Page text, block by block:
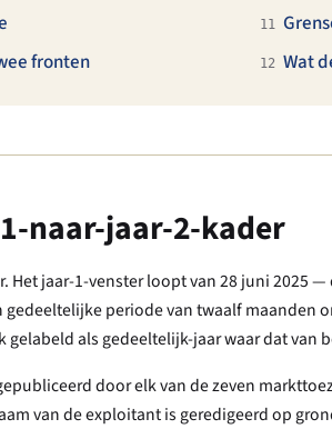
fronten
11
12 Wat
naar-jaar-2-kader
Het jaar-1-venster loopt van 28 juni 2025
gedeeltelijke periode van twaalf
als gedeeltelijk-jaar waar dat van
door elk van de zeven
van de exploitant is geredigeerd op